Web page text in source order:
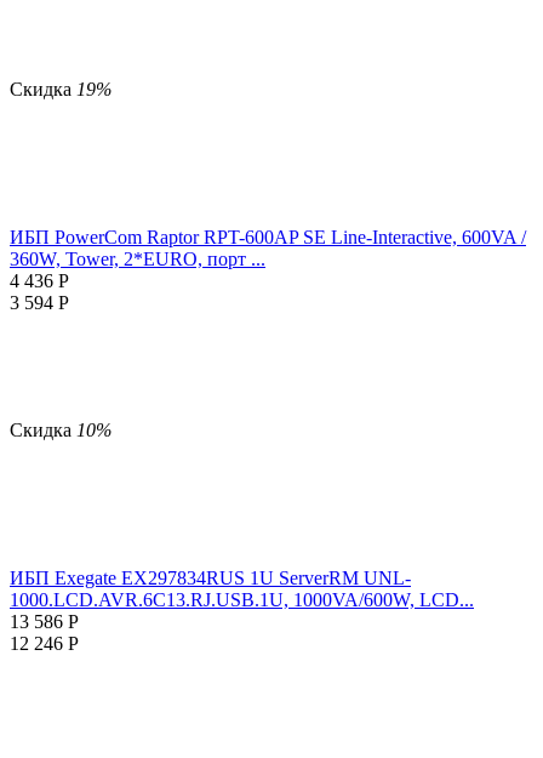
Скидка 19%
ИБП PowerCom Raptor RPT-600AP SE Line-Interactive, 600VA /
360W, Tower, 2*EURO, порт ...
4 436 Р
3 594 Р
Скидка 10%
ИБП Exegate EX297834RUS 1U ServerRM UNL-
1000.LCD.AVR.6C13.RJ.USB.1U, 1000VA/600W, LCD...
13 586 Р
12 246 Р